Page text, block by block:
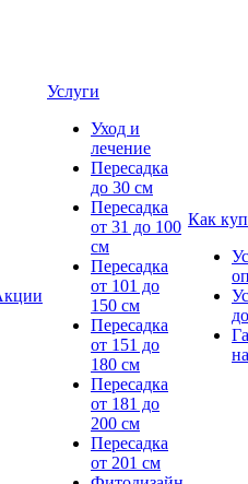
Услуги
Уход и
лечение
Пересадка
до 30 см
Пересадка
от 31 до 100
см
Пересадка
от 101 до
150 см
Пересадка
от 151 до
180 см
Пересадка
от 181 до
200 см
Пересадка
от 201 см
Как